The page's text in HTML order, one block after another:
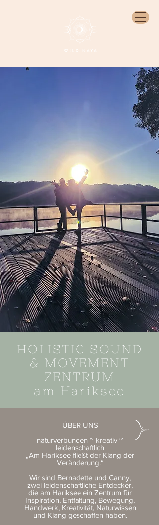
HOLISTIC SOUND
& MOVEMENT
ZENTRUM
am Hariksee
ÜBER UNS
naturverbunden ~ kreativ ~
leidenschaftlich
„Am Hariksee fließt der Klang der
Veränderung.“
Wir sind Bernadette und Canny,
zwei leidenschaftliche Entdecker,
die am Hariksee ein Zentrum für
Inspiration, Entfaltung, Bewegung,
Handwerk, Kreativität, Naturwissen
und Klang geschaffen haben.